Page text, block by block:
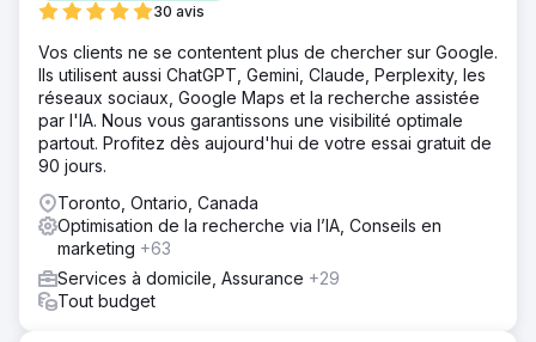
30 avis
Vos clients ne se contentent plus de chercher sur Google.
Ils utilisent aussi ChatGPT, Gemini, Claude, Perplexity, les
réseaux sociaux, Google Maps et la recherche assistée
par l'IA. Nous vous garantissons une visibilité optimale
partout. Profitez dès aujourd'hui de votre essai gratuit de
90 jours.
Toronto, Ontario, Canada
Optimisation de la recherche via l’IA, Conseils en
marketing +63
Services à domicile, Assurance +29
Tout budget